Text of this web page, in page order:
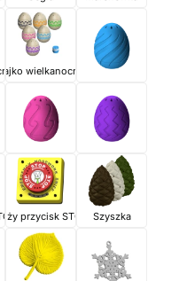
wielkanocne
przycisk STOP Szyszka